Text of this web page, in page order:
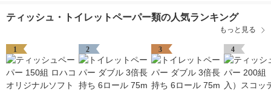
ティッシュ・トイレットペーパー類の人気ランキング
もっと見る
1 2 3 4